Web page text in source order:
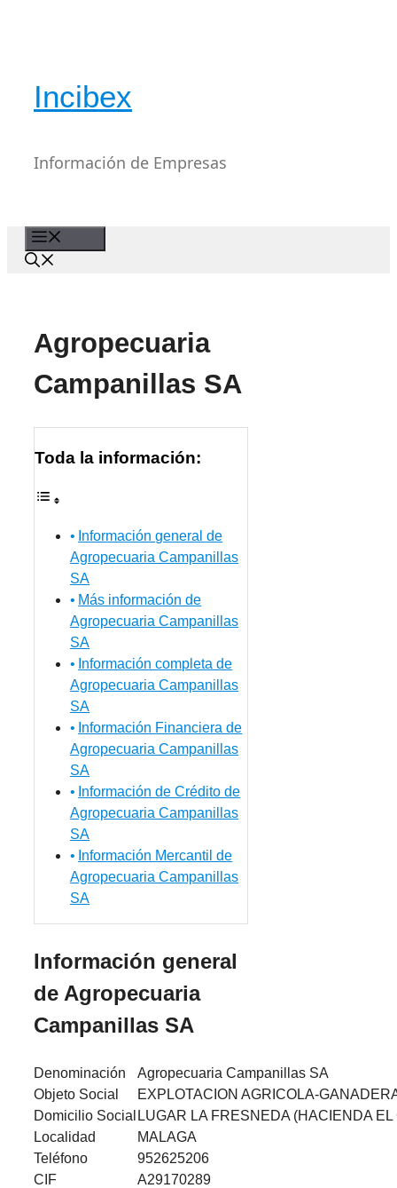
Incibex
Información de Empresas
Agropecuaria
Campanillas SA
Toda la información:
Información general de
Agropecuaria Campanillas
SA
Más información de
Agropecuaria Campanillas
SA
Información completa de
Agropecuaria Campanillas
SA
Información Financiera de
Agropecuaria Campanillas
SA
Información de Crédito de
Agropecuaria Campanillas
SA
Información Mercantil de
Agropecuaria Campanillas
SA
Información general
de Agropecuaria
Campanillas SA
Denominación
Agropecuaria Campanillas SA
Objeto Social
EXPLOTACION AGRICOLA-
Domicilio Social LUGAR LA FRESNEDA (HACIENDA
Localidad
MALAGA
Teléfono
952625206
CIF
A29170289